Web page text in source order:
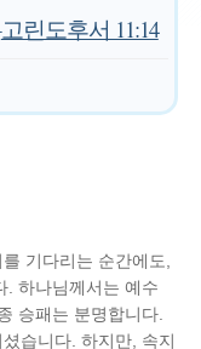
고린도후서 11:14
기다리는 순간에도,
. 하나님께서는 예수
승패는 분명합니다.
습니다. 하지만, 속지